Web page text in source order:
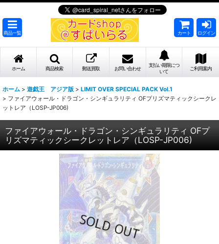
商品一覧 カート ログイン
ホーム 商品検索 郵送買取 お問い合わせ
支払い期限につ
いて
ご利用案内
ホーム > 遊戯王 アジア版 > LIMIT OVER SPECIAL PACK Vol.1
> ファイアウォール・ドラゴン・シンギュラリティ OFプリズマティックシークレ
ットレア（LOSP-JP006)
ファイアウォール・ドラゴン・シンギュラリティ OFプ
リズマティックシークレットレア（LOSP-JP006)